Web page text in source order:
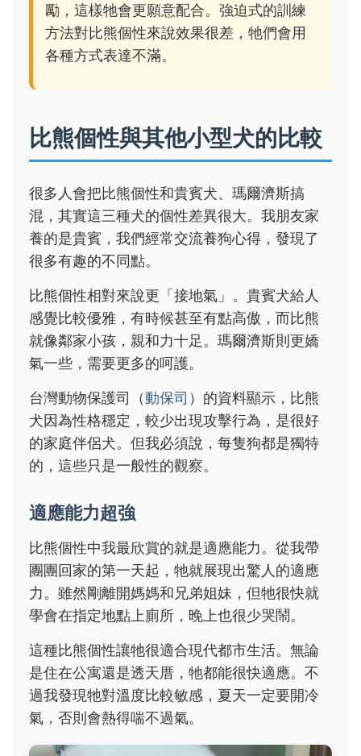
勵，這樣牠會更願意配合。強迫式的訓練
方法對比熊個性來說效果很差，牠們會用
各種方式表達不滿。
比熊個性與其他小型犬的比較
很多人會把比熊個性和貴賓犬、瑪爾濟斯搞
混，其實這三種犬的個性差異很大。我朋友家
養的是貴賓，我們經常交流養狗心得，發現了
很多有趣的不同點。
比熊個性相對來說更「接地氣」。貴賓犬給人
感覺比較優雅，有時候甚至有點高傲，而比熊
就像鄰家小孩，親和力十足。瑪爾濟斯則更嬌
氣一些，需要更多的呵護。
台灣動物保護司（動保司 ）的資料顯示，比熊
犬因為性格穩定，較少出現攻擊行為，是很好
的家庭伴侶犬。但我必須說，每隻狗都是獨特
的，這些只是一般性的觀察。
適應能力超強
比熊個性中我最欣賞的就是適應能力。從我帶
團團回家的第一天起，牠就展現出驚人的適應
力。雖然剛離開媽媽和兄弟姐妹，但牠很快就
學會在指定地點上廁所，晚上也很少哭鬧。
這種比熊個性讓牠很適合現代都市生活。無論
是住在公寓還是透天厝，牠都能很快適應。不
過我發現牠對溫度比較敏感，夏天一定要開冷
氣，否則會熱得喘不過氣。